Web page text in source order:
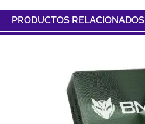
PRODUCTOS RELACIONADOS